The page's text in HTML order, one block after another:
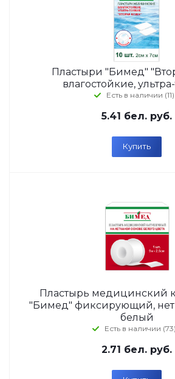
Пластыри "Бимед"
влагостойкие,
Есть в наличии (11)
5.41 бел. руб.
Купить
Пластырь медицинский
"Бимед" фиксирующий,
белый
Есть в наличии (73)
2.71 бел. руб.